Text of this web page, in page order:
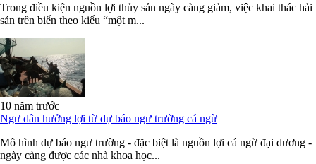
Trong điều kiện nguồn lợi thủy sản ngày càng giảm, việc khai thác hải
sản trên biển theo kiểu “một m...
10 năm trước
Ngư dân hưởng lợi từ dự báo ngư trường cá ngừ
Mô hình dự báo ngư trường - đặc biệt là nguồn lợi cá ngừ đại dương -
ngày càng được các nhà khoa học...